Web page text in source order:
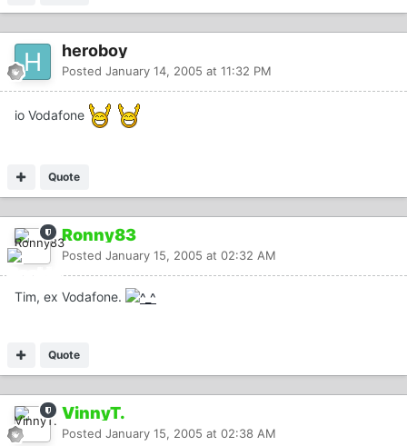
heroboy
Posted January 14, 2005 at 11:32 PM
io Vodafone
Quote
Ronny83
Posted January 15, 2005 at 02:32 AM
Tim, ex Vodafone.
Quote
VinnyT.
Posted January 15, 2005 at 02:38 AM